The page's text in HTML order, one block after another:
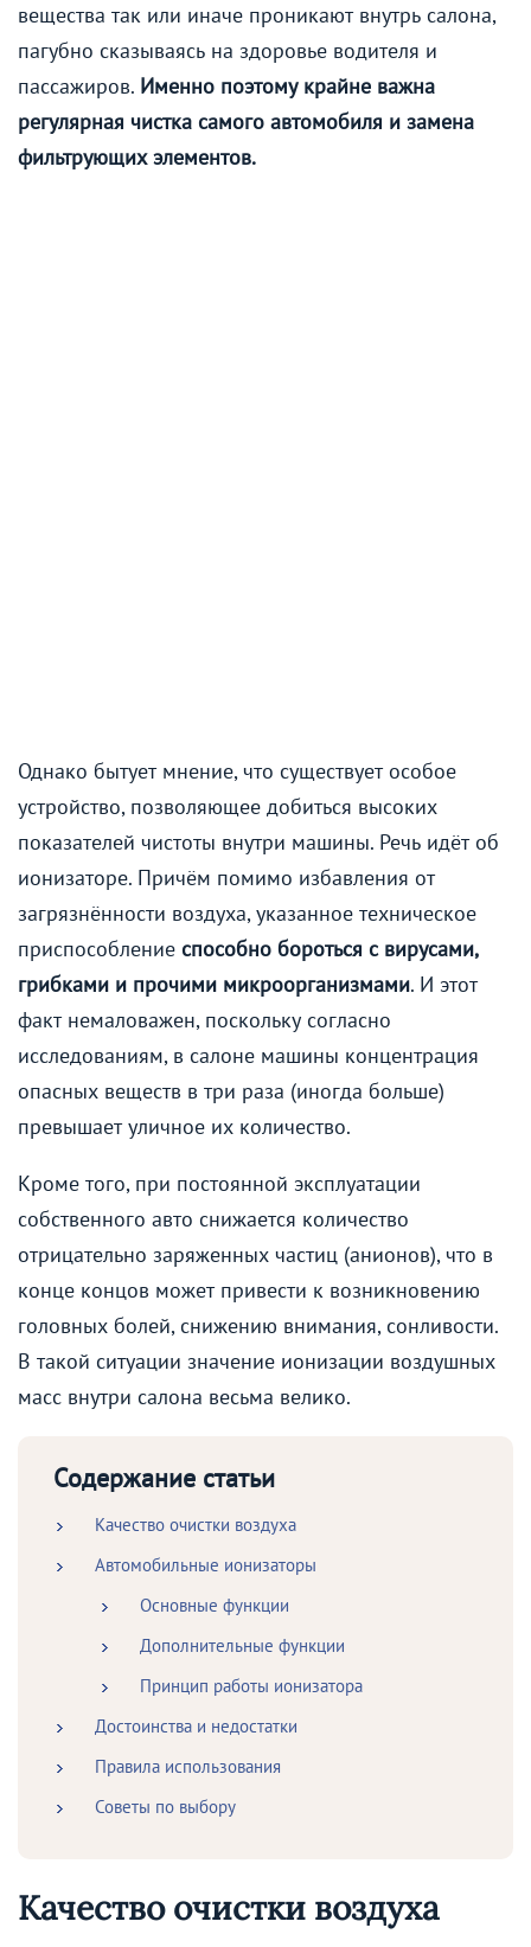
вещества так или иначе проникают внутрь салона,
пагубно сказываясь на здоровье водителя и
пассажиров. Именно поэтому крайне важна
регулярная чистка самого автомобиля и замена
фильтрующих элементов.
Однако бытует мнение, что существует особое
устройство, позволяющее добиться высоких
показателей чистоты внутри машины. Речь идёт об
ионизаторе. Причём помимо избавления от
загрязнённости воздуха, указанное техническое
приспособление способно бороться с вирусами,
грибками и прочими микроорганизмами. И этот
факт немаловажен, поскольку согласно
исследованиям, в салоне машины концентрация
опасных веществ в три раза (иногда больше)
превышает уличное их количество.
Кроме того, при постоянной эксплуатации
собственного авто снижается количество
отрицательно заряженных частиц (анионов), что в
конце концов может привести к возникновению
головных болей, снижению внимания, сонливости.
В такой ситуации значение ионизации воздушных
масс внутри салона весьма велико.
Содержание статьи
Качество очистки воздуха
Автомобильные ионизаторы
Основные функции
Дополнительные функции
Принцип работы ионизатора
Достоинства и недостатки
Правила использования
Советы по выбору
Качество очистки воздуха